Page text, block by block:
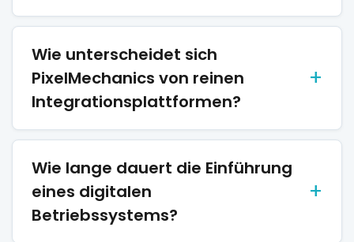
Wie unterscheidet sich
PixelMechanics von reinen
Integrationsplattformen?
Wie lange dauert die Einführung
eines digitalen
Betriebssystems?